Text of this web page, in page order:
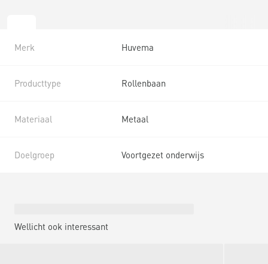
Merk Huvema
Producttype Rollenbaan
Materiaal Metaal
Doelgroep Voortgezet onderwijs
Wellicht ook interessant